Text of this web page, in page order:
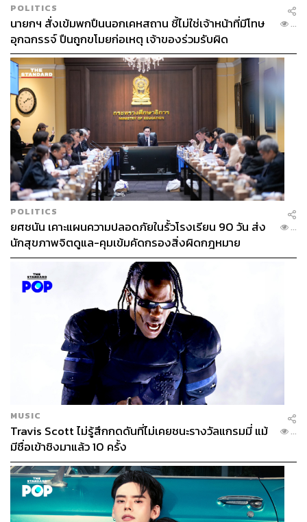
POLITICS
นายกฯ สั่งเข้มพกปืนนอกเคหสถาน ชี้ไม่ใช่เจ้าหน้าที่มีโทษ
อุกฉกรรจ์ ปืนถูกขโมยก่อเหตุ เจ้าของร่วมรับผิด
...
POLITICS
ยศชนัน เคาะแผนความปลอดภัยในรั้วโรงเรียน 90 วัน ส่ง
นักสุขภาพจิตดูแล-คุมเข้มคัดกรองสิ่งผิดกฎหมาย
...
MUSIC
Travis Scott ไม่รู้สึกกดดันที่ไม่เคยชนะรางวัลแกรมมี่ แม้
มีชื่อเข้าชิงมาแล้ว 10 ครั้ง
...